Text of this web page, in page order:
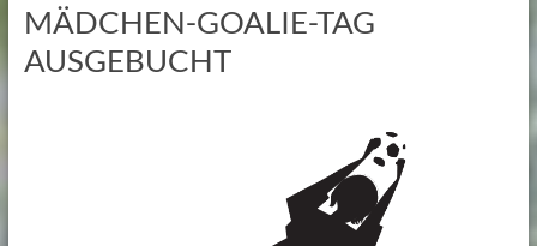
MÄDCHEN-GOALIE-TAG
AUSGEBUCHT